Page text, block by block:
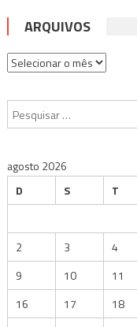
ARQUIVOS
Arquivos
agosto 2026
D
S T
2
3 4
9
10 11
16
17 18